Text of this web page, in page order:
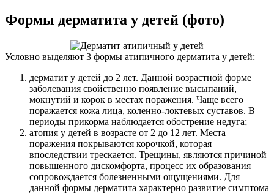
Формы дерматита у детей (фото)
Условно выделяют 3 формы атипичного дерматита у детей:
дерматит у детей до 2 лет. Данной возрастной форме
заболевания свойственно появление высыпаний,
мокнутий и корок в местах поражения. Чаще всего
поражается кожа лица, коленно-локтевых суставов. В
периоды прикорма наблюдается обострение недуга;
атопия у детей в возрасте от 2 до 12 лет. Места
поражения покрываются корочкой, которая
впоследствии трескается. Трещины, являются причиной
повышенного дискомфорта, процесс их образования
сопровождается болезненными ощущениями. Для
данной формы дерматита характерно развитие симптома